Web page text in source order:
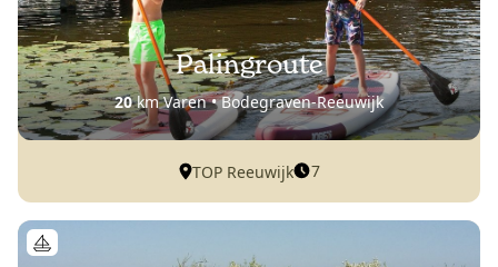
Palingroute
20km Varen • Bodegraven-Reeuwijk
TOP Reeuwijk 7